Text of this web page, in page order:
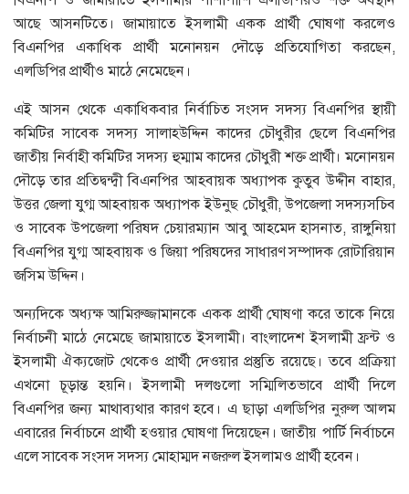
আছে আসনটিতে। জামায়াতে ইসলামী একক প্রার্থী ঘোষণা করলেও
বিএনপির একাধিক প্রার্থী মনোনয়ন দৌড়ে প্রতিযোগিতা করছেন,
এলডিপির প্রার্থীও মাঠে নেমেছেন।
এই আসন থেকে একাধিকবার নির্বাচিত সংসদ সদস্য বিএনপির স্থায়ী
কমিটির সাবেক সদস্য সালাহউদ্দিন কাদের চৌধুরীর ছেলে বিএনপির
জাতীয় নির্বাহী কমিটির সদস্য হুম্মাম কাদের চৌধুরী শক্ত প্রার্থী। মনোনয়ন
দৌড়ে তার প্রতিদ্বন্দ্বী বিএনপির আহবায়ক অধ্যাপক কুতুব উদ্দীন বাহার,
উত্তর জেলা যুগ্ম আহবায়ক অধ্যাপক ইউনুছ চৌধুরী, উপজেলা সদস্যসচিব
ও সাবেক উপজেলা পরিষদ চেয়ারম্যান আবু আহমেদ হাসনাত, রাঙ্গুনিয়া
বিএনপির যুগ্ম আহবায়ক ও জিয়া পরিষদের সাধারণ সম্পাদক রোটারিয়ান
জসিম উদ্দিন।
অন্যদিকে অধ্যক্ষ আমিরুজ্জামানকে একক প্রার্থী ঘোষণা করে তাকে নিয়ে
নির্বাচনী মাঠে নেমেছে জামায়াতে ইসলামী। বাংলাদেশ ইসলামী ফ্রন্ট ও
ইসলামী ঐক্যজোট থেকেও প্রার্থী দেওয়ার প্রস্তুতি রয়েছে। তবে প্রক্রিয়া
এখনো চূড়ান্ত হয়নি। ইসলামী দলগুলো সম্মিলিতভাবে প্রার্থী দিলে
বিএনপির জন্য মাথাব্যথার কারণ হবে। এ ছাড়া এলডিপির নুরুল আলম
এবারের নির্বাচনে প্রার্থী হওয়ার ঘোষণা দিয়েছেন। জাতীয় পার্টি নির্বাচনে
এলে সাবেক সংসদ সদস্য মোহাম্মদ নজরুল ইসলামও প্রার্থী হবেন।